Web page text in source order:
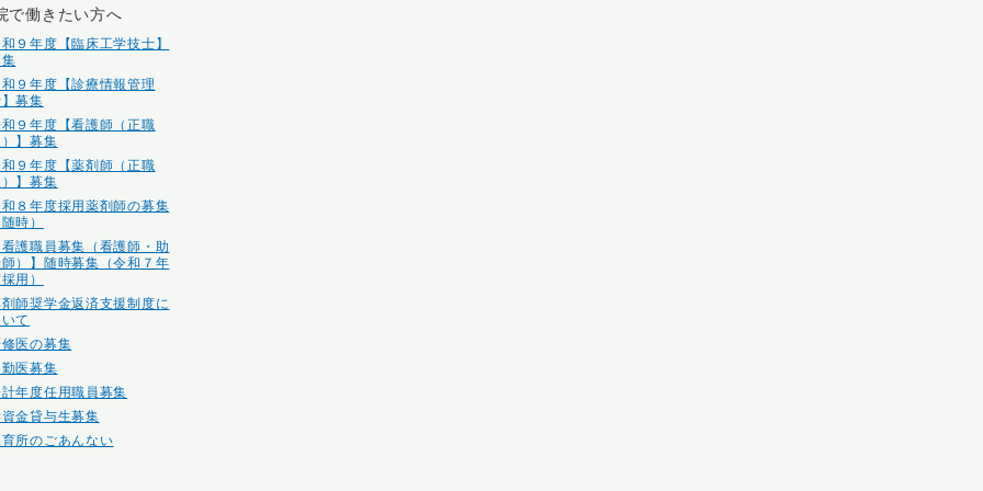
で働きたい方へ
９年度【臨床工学技士】
９年度【診療情報管理
募集
９年度【看護師（正職
】募集
９年度【薬剤師（正職
】募集
８年度採用薬剤師の募集
時）
護職員募集（看護師・助
）】随時募集（令和７年
用）
師奨学金返済支援制度に
て
医の募集
医募集
年度任用職員募集
金貸与生募集
所のごあんない